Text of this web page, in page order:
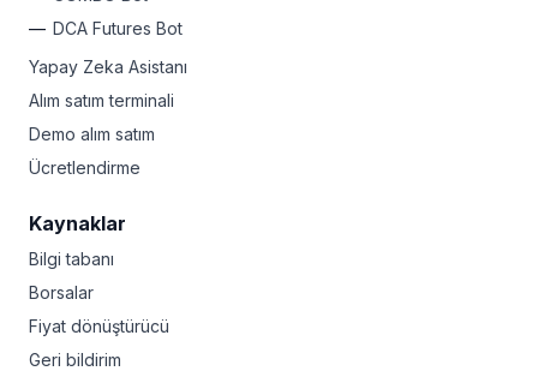
DCA Futures Bot
Yapay Zeka Asistanı
Alım satım terminali
Demo alım satım
Ücretlendirme
Kaynaklar
Bilgi tabanı
Borsalar
Fiyat dönüştürücü
Geri bildirim